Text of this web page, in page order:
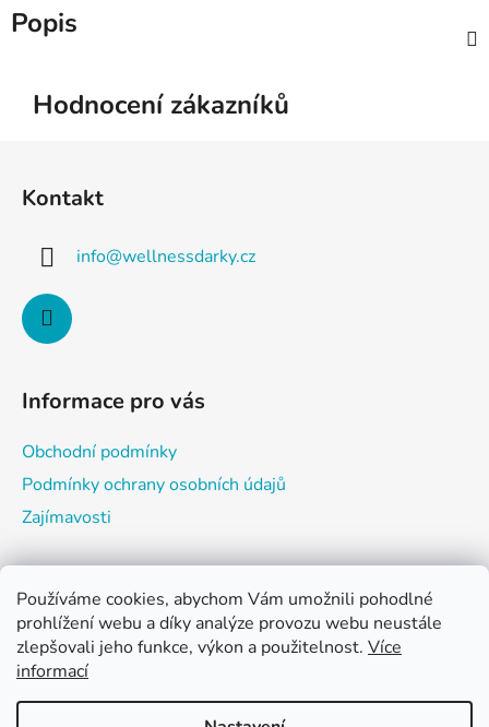
Používáme cookies, abychom Vám umožnili pohodlné
prohlížení webu a díky analýze provozu webu neustále
zlepšovali jeho funkce, výkon a použitelnost. Více
informací
Popis
Hodnocení zákazníků
Kontakt
info@wellnessdarky.cz
Informace pro vás
Obchodní podmínky
Podmínky ochrany osobních údajů
Zajímavosti
Nákupní košík